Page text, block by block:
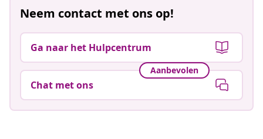
Neem contact met ons op!
Ga naar het Hulpcentrum
Aanbevolen
Chat met ons